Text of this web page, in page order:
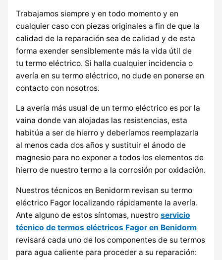
Trabajamos siempre y en todo momento y en
cualquier caso con piezas originales a fin de que la
calidad de la reparación sea de calidad y de esta
forma exender sensiblemente más la vida útil de
tu termo eléctrico. Si halla cualquier incidencia o
avería en su termo eléctrico, no dude en ponerse en
contacto con nosotros.
La avería más usual de un termo eléctrico es por la
vaina donde van alojadas las resistencias, esta
habitúa a ser de hierro y deberíamos reemplazarla
al menos cada dos años y sustituir el ánodo de
magnesio para no exponer a todos los elementos de
hierro de nuestro termo a la corrosión por oxidación.
Nuestros técnicos en Benidorm revisan su termo
eléctrico Fagor localizando rápidamente la avería.
Ante alguno de estos síntomas, nuestro servicio
técnico de termos eléctricos Fagor en Benidorm
revisará cada uno de los componentes de su termos
para agua caliente para proceder a su reparación: